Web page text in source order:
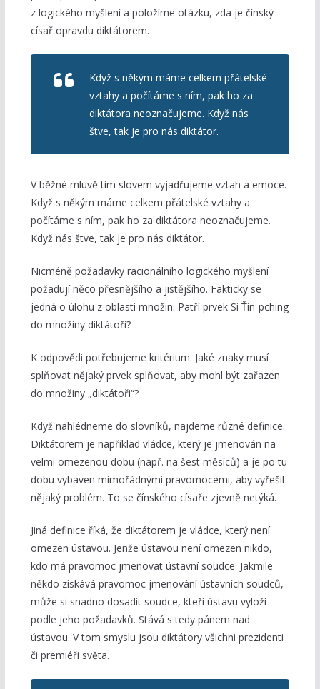
z logického myšlení a položíme otázku, zda je čínský
císař opravdu diktátorem.
Když s někým máme celkem přátelské
vztahy a počítáme s ním, pak ho za
diktátora neoznačujeme. Když nás
štve, tak je pro nás diktátor.
V běžné mluvě tím slovem vyjadřujeme vztah a emoce.
Když s někým máme celkem přátelské vztahy a
počítáme s ním, pak ho za diktátora neoznačujeme.
Když nás štve, tak je pro nás diktátor.
Nicméně požadavky racionálního logického myšlení
požadují něco přesnějšího a jistějšího. Fakticky se
jedná o úlohu z oblasti množin. Patří prvek Si Ťin-pching
do množiny diktátoři?
K odpovědi potřebujeme kritérium. Jaké znaky musí
splňovat nějaký prvek splňovat, aby mohl být zařazen
do množiny „diktátoři“?
Když nahlédneme do slovníků, najdeme různé definice.
Diktátorem je například vládce, který je jmenován na
velmi omezenou dobu (např. na šest měsíců) a je po tu
dobu vybaven mimořádnými pravomocemi, aby vyřešil
nějaký problém. To se čínského císaře zjevně netýká.
Jiná definice říká, že diktátorem je vládce, který není
omezen ústavou. Jenže ústavou není omezen nikdo,
kdo má pravomoc jmenovat ústavní soudce. Jakmile
někdo získává pravomoc jmenování ústavních soudců,
může si snadno dosadit soudce, kteří ústavu vyloží
podle jeho požadavků. Stává s tedy pánem nad
ústavou. V tom smyslu jsou diktátory všichni prezidenti
či premiéři světa.